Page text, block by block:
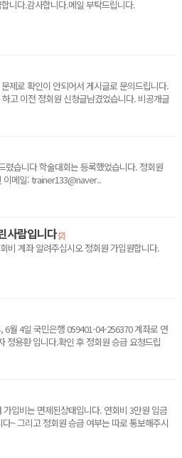
니다.감사합니다.메일 부탁드립니다.
제로 확인이 안되어서 게시글로 문의드립니다.
고 이전 정회원 신청글남겼었습니다. 비공개글
렸습니다 학술대회는 등록했었습니다. 정회원
이메일: trainer133@naver..
사람입니다[2]
비 계좌 알려주십시오 정회원 가입원합니다.
월 4일 국민은행 059401-04-256370 계좌로 연
정용환 입니다.확인 후 정회원 승급 요청드립
입비는 면제된상태입니다. 연회비 3만원 입금
~ 그리고 정회원 승급 여부는 따로 통보해주시